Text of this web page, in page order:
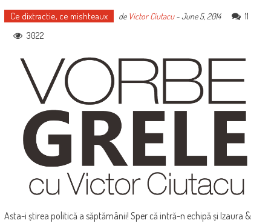
Ce dixtractie, ce mishteaux de Victor Ciutacu-June 5, 2014
11
3022
Asta-i știrea politică a săptămânii! Sper că intră-n echipă și Izaura &